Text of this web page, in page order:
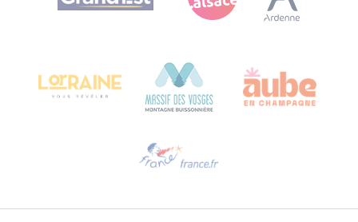
Bureau de Colmar (hoofdkantoor)
Stuur ons een e-mail